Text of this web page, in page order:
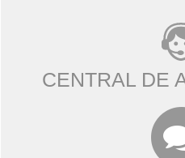
CENTRAL DE